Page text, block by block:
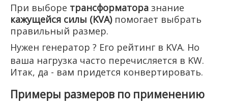
При выборе трансформатора знание
кажущейся силы (KVA) помогает выбрать
правильный размер.
Нужен генератор ? Его рейтинг в KVA. Но
ваша нагрузка часто перечисляется в KW.
Итак, да - вам придется конвертировать.
Примеры размеров по применению